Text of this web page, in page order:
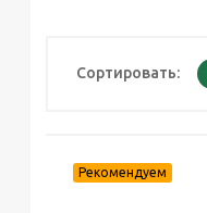
Сортировать: